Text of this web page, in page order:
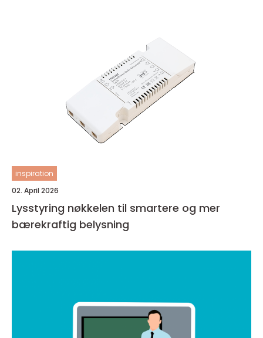
inspiration
02. April 2026
Lysstyring nøkkelen til smartere og mer
bærekraftig belysning